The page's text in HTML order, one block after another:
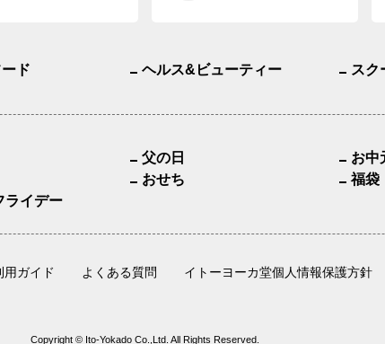
ド ヘルス&ビューティー スク
父の日
お中
おせち
福袋
ライデー
用ガイド よくある質問 イトーヨーカ堂個人情報保護方針
Copyright © Ito-Yokado Co.,Ltd. All Rights Reserved.